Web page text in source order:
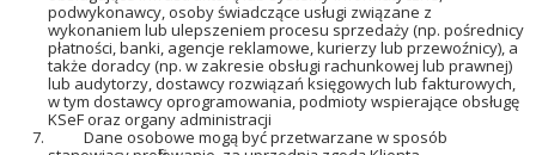
podwykonawcy, osoby świadczące usługi związane z
wykonaniem lub ulepszeniem procesu sprzedaży (np. pośrednicy
płatności, banki, agencje reklamowe, kurierzy lub przewoźnicy), a
także doradcy (np. w zakresie obsługi rachunkowej lub prawnej)
lub audytorzy, dostawcy rozwiązań księgowych lub fakturowych,
w tym dostawcy oprogramowania, podmioty wspierające obsługę
KSeF oraz organy administracji
Dane osobowe mogą być przetwarzane w sposób